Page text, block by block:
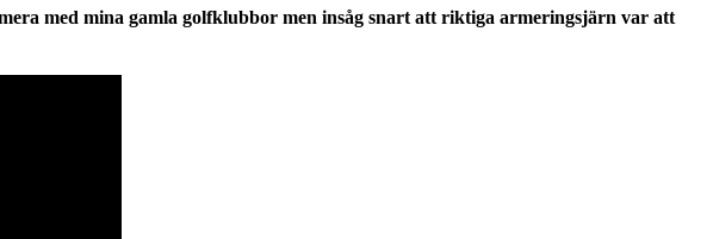
med mina gamla golfklubbor men insåg snart att riktiga armeringsjärn var att